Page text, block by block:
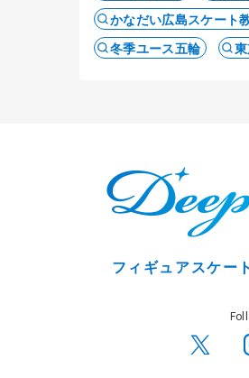
かなだい広島スケート
冬季ユース五輪
フィギュアスケー